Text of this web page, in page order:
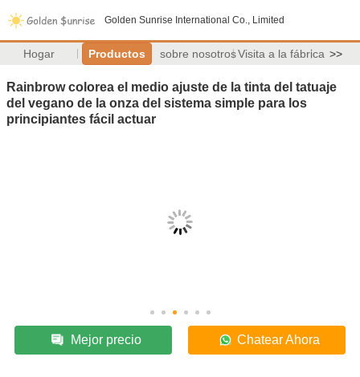
Golden Sunrise International Co., Limited
Hogar Productos sobre nosotrosVisita a la fábrica >>
Rainbrow colorea el medio ajuste de la tinta del tatuaje
del vegano de la onza del sistema simple para los
principiantes fácil actuar
Mejor precio Chatear Ahora